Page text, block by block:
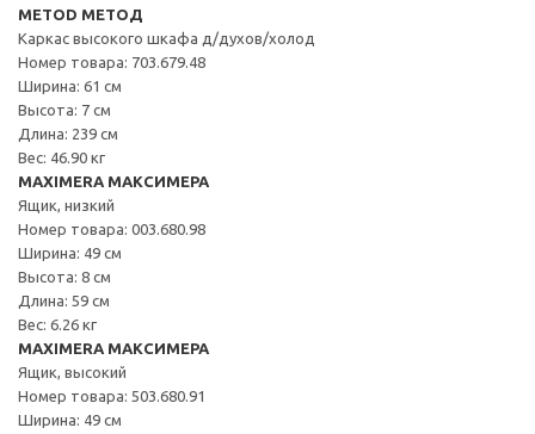
METOD МЕТОД
Каркас высокого шкафа д/духов/холод
Номер товара: 703.679.48
Ширина: 61 см
Высота: 7 см
Длина: 239 см
Вес: 46.90 кг
MAXIMERA МАКСИМЕРА
Ящик, низкий
Номер товара: 003.680.98
Ширина: 49 см
Высота: 8 см
Длина: 59 см
Вес: 6.26 кг
MAXIMERA МАКСИМЕРА
Ящик, высокий
Номер товара: 503.680.91
Ширина: 49 см